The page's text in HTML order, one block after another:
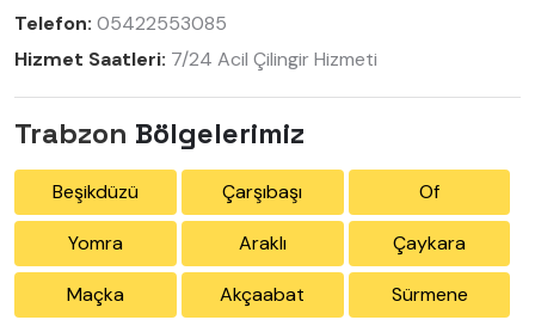
Telefon: 05422553085
Hizmet Saatleri: 7/24 Acil Çilingir Hizmeti
Trabzon Bölgelerimiz
Beşikdüzü Çarşıbaşı Of
Yomra Araklı Çaykara
Maçka Akçaabat Sürmene